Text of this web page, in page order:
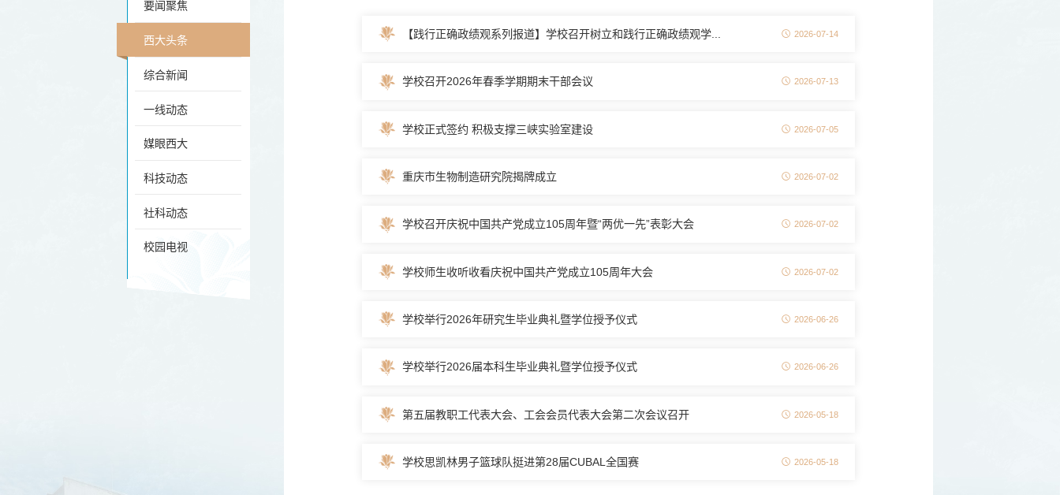
要闻聚焦
西大头条
综合新闻
一线动态
媒眼西大
科技动态
社科动态
校园电视
【践行正确政绩观系列报道】学校召开树立和践行正确政绩观学... 2026-07-14
学校召开2026年春季学期期末干部会议 2026-07-13
学校正式签约 积极支撑三峡实验室建设 2026-07-05
重庆市生物制造研究院揭牌成立 2026-07-02
学校召开庆祝中国共产党成立105周年暨“两优一先”表彰大会 2026-07-02
学校师生收听收看庆祝中国共产党成立105周年大会 2026-07-02
学校举行2026年研究生毕业典礼暨学位授予仪式 2026-06-26
学校举行2026届本科生毕业典礼暨学位授予仪式 2026-06-26
第五届教职工代表大会、工会会员代表大会第二次会议召开 2026-05-18
学校思凯林男子篮球队挺进第28届CUBAL全国赛 2026-05-18